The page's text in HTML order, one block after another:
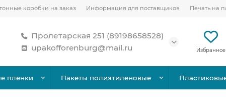
коробки на заказ Информация для поставщиков Печать на
Пролетарская 251 (89198658528)
upakofforenburg@mail.ru
Избранное
пленки Пакеты полиэтиленовые